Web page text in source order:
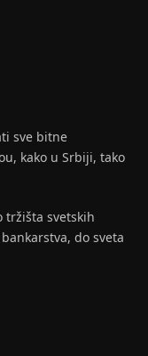
sve bitne
kako u Srbiji, tako
tržišta svetskih
do sveta